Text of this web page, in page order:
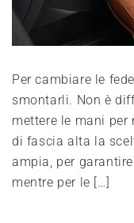
Per cambiare le
smontarli. Non è
mettere le mani
di fascia alta la
ampia, per
mentre per le […]